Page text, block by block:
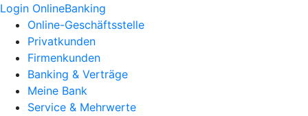
Login OnlineBanking
Online-Geschäftsstelle
Privatkunden
Firmenkunden
Banking & Verträge
Meine Bank
Service & Mehrwerte